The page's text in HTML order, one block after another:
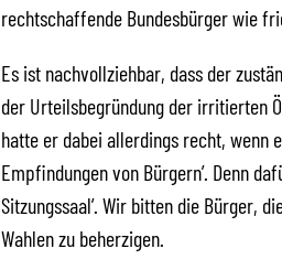
rechtschaffende Bundesbürger wie
Es ist nachvollziehbar, dass der
der Urteilsbegründung der irritierten
hatte er dabei allerdings recht, wenn
Empfindungen von Bürgern’. Denn
Sitzungssaal’. Wir bitten die Bürger,
Wahlen zu beherzigen.